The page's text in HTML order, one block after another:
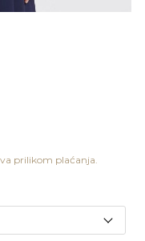
prilikom plaćanja.